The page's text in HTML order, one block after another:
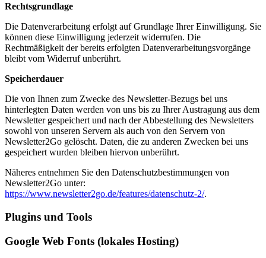
Rechtsgrundlage
Die Datenverarbeitung erfolgt auf Grundlage Ihrer Einwilligung. Sie
können diese Einwilligung jederzeit widerrufen. Die
Rechtmäßigkeit der bereits erfolgten Datenverarbeitungsvorgänge
bleibt vom Widerruf unberührt.
Speicherdauer
Die von Ihnen zum Zwecke des Newsletter-Bezugs bei uns
hinterlegten Daten werden von uns bis zu Ihrer Austragung aus dem
Newsletter gespeichert und nach der Abbestellung des Newsletters
sowohl von unseren Servern als auch von den Servern von
Newsletter2Go gelöscht. Daten, die zu anderen Zwecken bei uns
gespeichert wurden bleiben hiervon unberührt.
Näheres entnehmen Sie den Datenschutzbestimmungen von
Newsletter2Go unter:
https://www.newsletter2go.de/features/datenschutz-2/.
Plugins und Tools
Google Web Fonts (lokales Hosting)